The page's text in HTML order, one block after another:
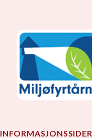
INFORMASJONSSIDER